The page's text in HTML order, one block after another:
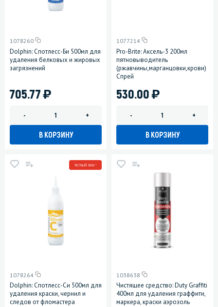
1078260
Dolphin: Спотлесс-Би 500мл для
удаления белковых и жировых
загрязнений
705.77)
- +
В КОРЗИНУ
1077214
Pro-Brite: Аксель-3 200мл
пятновыводитель
(ржавчины,марганцовки,крови)
Спрей
530.00)
- +
В КОРЗИНУ
ЧЕСТНЫЙ ЗНАК *
1078264
Dolphin: Спотлесс-Си 500мл для
удаления краски, чернил и
следов от фломастера
1038638
Чистящее средство: Duty Graffiti
400мл для удаления граффити,
маркера, краски аэрозоль